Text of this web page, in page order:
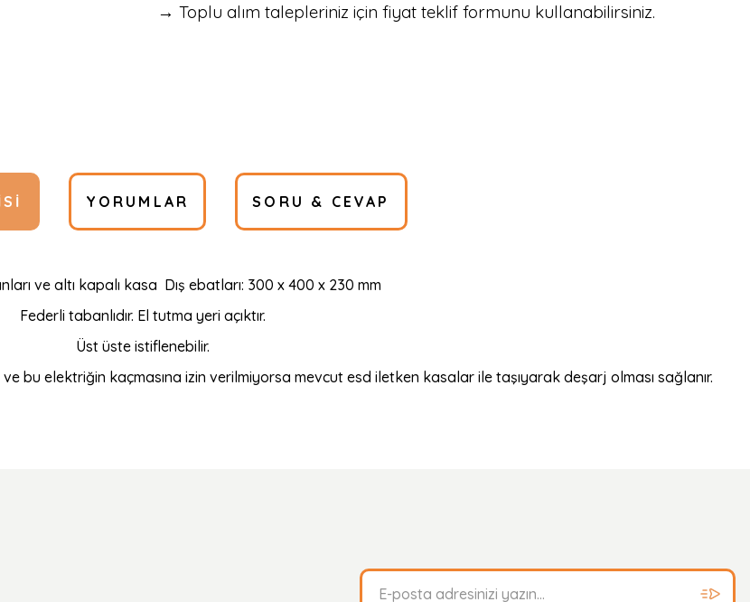
→ Toplu alım talepleriniz için fiyat teklif formunu kullanabilirsiniz.
YORUMLAR SORU & CEVAP
ve altı kapalı kasa Dış ebatları: 300 x 400 x 230 mm
Federli tabanlıdır. El tutma yeri açıktır.
Üst üste istiflenebilir.
bu elektriğin kaçmasına izin verilmiyorsa mevcut esd iletken kasalar ile taşıyarak deşarj olması sağlanır.